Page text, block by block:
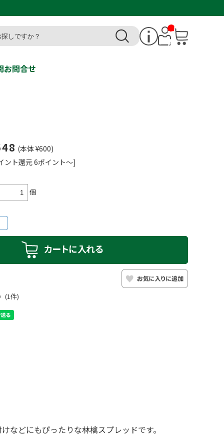
__I
T
M_
お問合せ
(本体 ¥600)
ント還元 6ポイント～]
個
(1件)
などにもぴったりな林檎スプレッドです。